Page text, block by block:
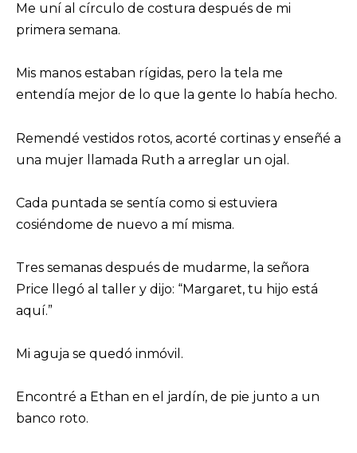
Me uní al círculo de costura después de mi
primera semana.
Mis manos estaban rígidas, pero la tela me
entendía mejor de lo que la gente lo había hecho.
Remendé vestidos rotos, acorté cortinas y enseñé a
una mujer llamada Ruth a arreglar un ojal.
Cada puntada se sentía como si estuviera
cosiéndome de nuevo a mí misma.
Tres semanas después de mudarme, la señora
Price llegó al taller y dijo: “Margaret, tu hijo está
aquí.”
Mi aguja se quedó inmóvil.
Encontré a Ethan en el jardín, de pie junto a un
banco roto.